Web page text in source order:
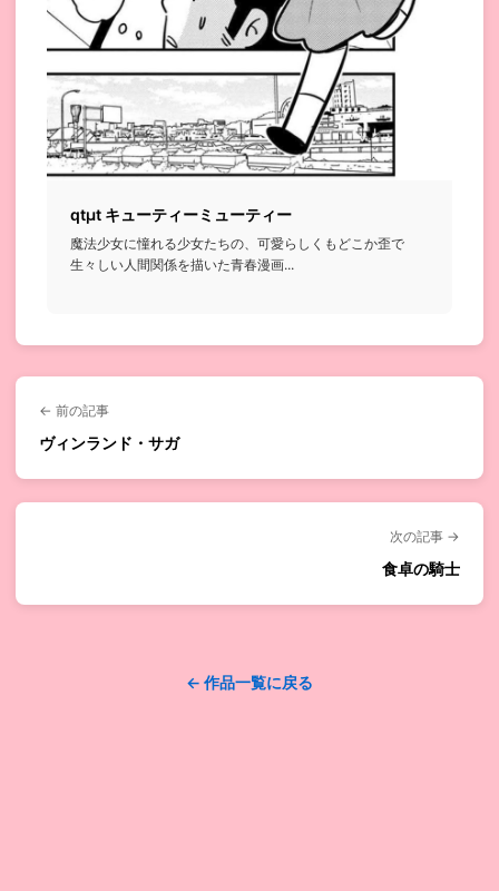
qtμt キューティーミューティー
魔法少女に憧れる少女たちの、可愛らしくもどこか歪で
生々しい人間関係を描いた青春漫画...
← 前の記事
ヴィンランド・サガ
次の記事 →
食卓の騎士
← 作品一覧に戻る